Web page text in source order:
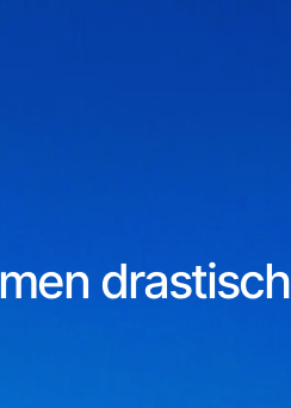
drastisch